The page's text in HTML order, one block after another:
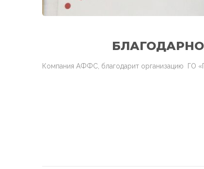
Компания АФФС, благодарит организацию ГО